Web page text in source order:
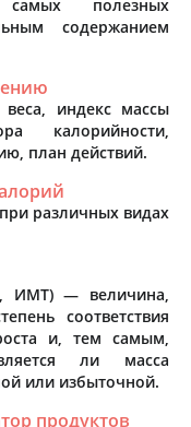
полезных
содержанием
веса, индекс массы
калорийности,
план действий.
различных видах
ИМТ) — величина,
соответствия
и, тем самым,
ли масса
или избыточной.
продуктов